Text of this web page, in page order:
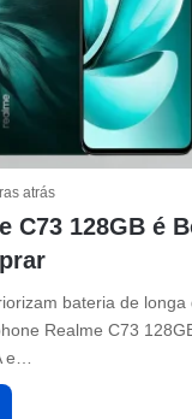
atrás
C73 128GB é
bateria de longa
Realme C73
e…